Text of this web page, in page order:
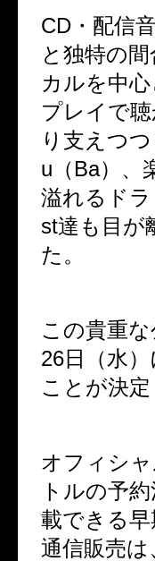
CD・配信
と独特の
カルを中
プレイで
り支えつ
u（Ba）、
溢れるド
st達も目が
た。
この貴重
26日（水
ことが決定
オフィシ
トルの予
載できる
通信販売